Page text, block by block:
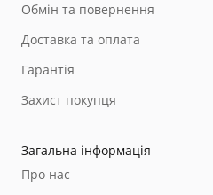
Обмін та повернення
Доставка та оплата
Гарантія
Захист покупця
Загальна інформація
Про нас